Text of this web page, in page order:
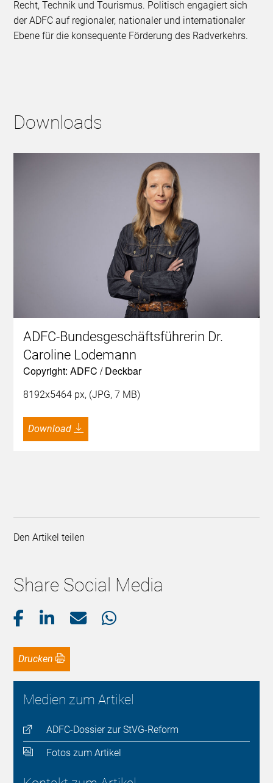
Recht, Technik und Tourismus. Politisch engagiert sich
der ADFC auf regionaler, nationaler und internationaler
Ebene für die konsequente Förderung des Radverkehrs.
Downloads
ADFC-Bundesgeschäftsführerin Dr.
Caroline Lodemann
Copyright: ADFC / Deckbar
8192x5464 px, (JPG, 7 MB)
Download
Den Artikel teilen
Share Social Media
Drucken
Medien zum Artikel
ADFC-Dossier zur StVG-Reform
Fotos zum Artikel